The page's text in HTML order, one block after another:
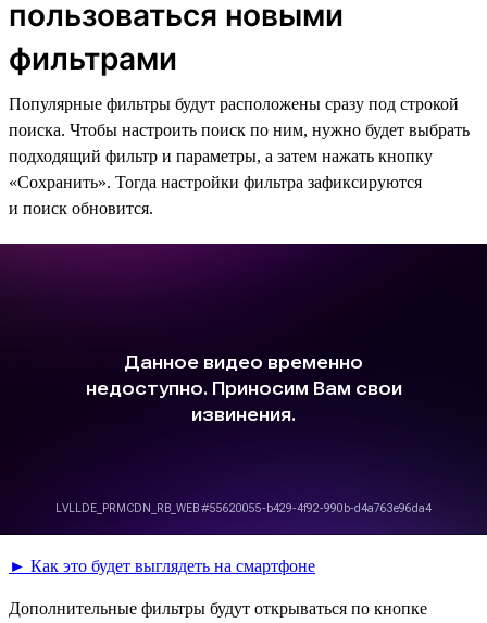
пользоваться новыми
фильтрами
Популярные фильтры будут расположены сразу под строкой
поиска. Чтобы настроить поиск по ним, нужно будет выбрать
подходящий фильтр и параметры, а затем нажать кнопку
«Сохранить». Тогда настройки фильтра зафиксируются
и поиск обновится.
► Как это будет выглядеть на смартфоне
Дополнительные фильтры будут открываться по кнопке